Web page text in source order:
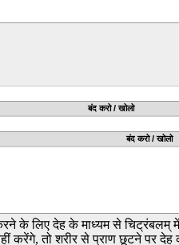
करो / खोलो
करो / खोलो
के लिए देह के माध्यम से चिट्रंबलम् में
करेंगे, तो शरीर से प्राण छूटने पर देह